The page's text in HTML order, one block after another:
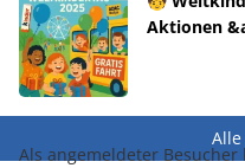
Aktionen
Als angemeldeter